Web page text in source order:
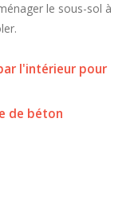
le sous-sol à
l'intérieur pour
de béton